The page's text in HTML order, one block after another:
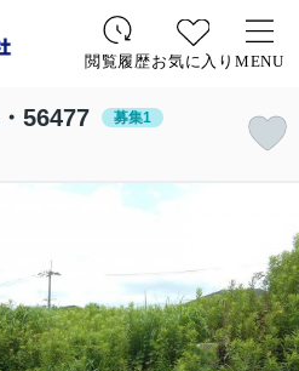
閲覧履歴お気に入り MENU
56477 募集1